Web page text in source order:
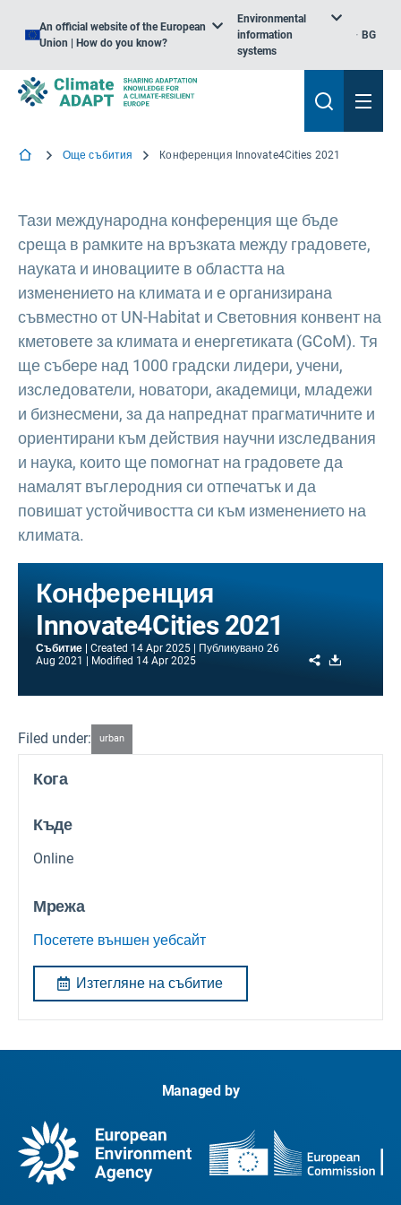
An official website of the European
Union | How do you know?
Environmental
information
systems
BG
Още събития Конференция Innovate4Cities 2021
Тази международна конференция ще бъде
среща в рамките на връзката между градовете,
науката и иновациите в областта на
изменението на климата и е организирана
съвместно от UN-Habitat и Световния конвент на
кметовете за климата и енергетиката (GCoM). Тя
ще събере над 1000 градски лидери, учени,
изследователи, новатори, академици, младежи
и бизнесмени, за да напреднат прагматичните и
ориентирани към действия научни изследвания
и наука, които ще помогнат на градовете да
намалят въглеродния си отпечатък и да
повишат устойчивостта си към изменението на
климата.
Конференция
Innovate4Cities 2021
Събитие Created 14 Apr 2025 Публикувано 26
Aug 2021
Modified 14 Apr 2025 Share
Filed under: urban
Кога
Къде
Online
Мрежа
Посетете външен уебсайт
Изтегляне на събитие
Managed by